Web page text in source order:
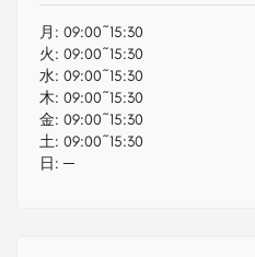
月: 09:00~15:30
火: 09:00~15:30
水: 09:00~15:30
木: 09:00~15:30
金: 09:00~15:30
土: 09:00~15:30
日: ─